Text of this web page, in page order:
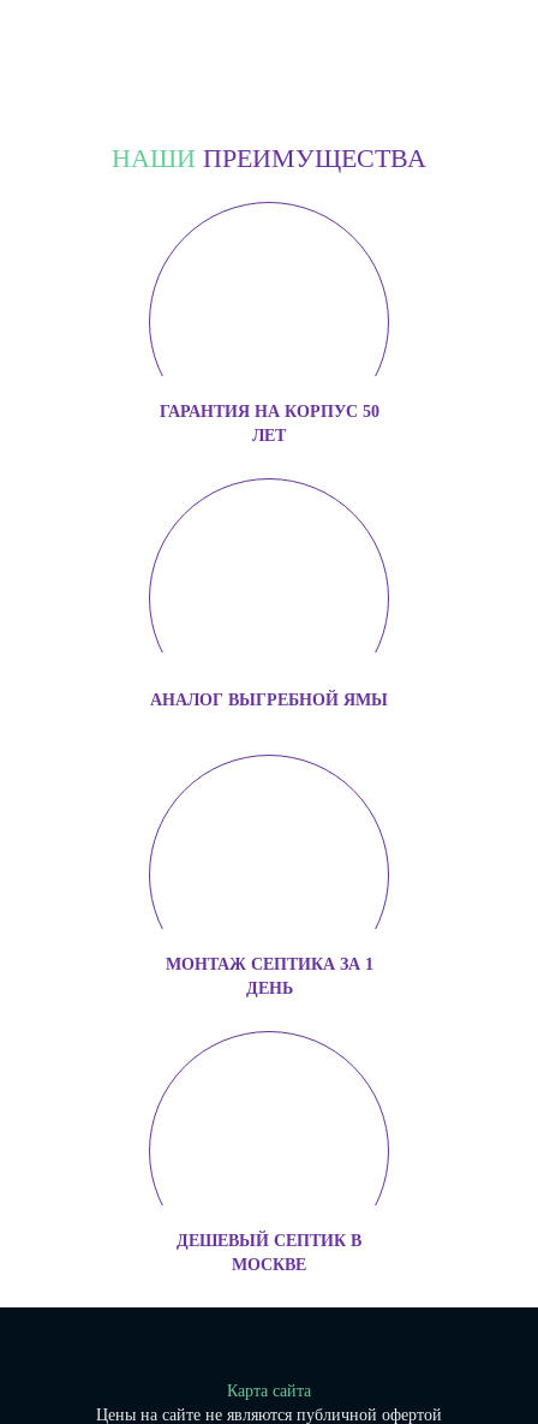
НАШИ ПРЕИМУЩЕСТВА
ГАРАНТИЯ НА КОРПУС 50
ЛЕТ
АНАЛОГ ВЫГРЕБНОЙ ЯМЫ
МОНТАЖ СЕПТИКА ЗА 1
ДЕНЬ
ДЕШЕВЫЙ СЕПТИК В
МОСКВЕ
Карта сайта
Цены на сайте не являются публичной офертой